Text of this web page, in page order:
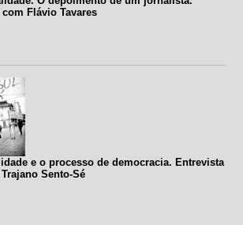
Flávio Tavares
e o processo de democracia. Entrevista
Sento-Sé